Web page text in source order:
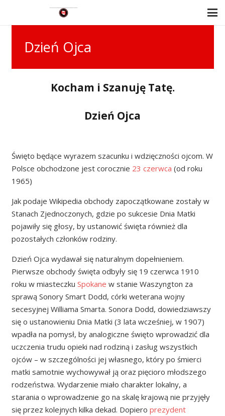
Dzień Ojca
Kocham i Szanuję Tatę.
Dzień Ojca
Święto będące wyrazem szacunku i wdzięczności ojcom. W
Polsce obchodzone jest corocznie 23 czerwca (od roku
1965)
Jak podaje Wikipedia obchody zapoczątkowane zostały w
Stanach Zjednoczonych, gdzie po sukcesie Dnia Matki
pojawiły się głosy, by ustanowić święta również dla
pozostałych członków rodziny.
Dzień Ojca wydawał się naturalnym dopełnieniem.
Pierwsze obchody święta odbyły się 19 czerwca 1910
roku w miasteczku Spokane w stanie Waszyngton za
sprawą Sonory Smart Dodd, córki weterana wojny
secesyjnej Williama Smarta. Sonora Dodd, dowiedziawszy
się o ustanowieniu Dnia Matki (3 lata wcześniej, w 1907)
wpadła na pomysł, by analogiczne święto wprowadzić dla
uczczenia trudu opieki nad rodziną i zasług wszystkich
ojców – w szczególności jej własnego, który po śmierci
matki samotnie wychowywał ją oraz pięcioro młodszego
rodzeństwa. Wydarzenie miało charakter lokalny, a
starania o wprowadzenie go na skalę krajową nie przyjęły
się przez kolejnych kilka dekad. Dopiero prezydent